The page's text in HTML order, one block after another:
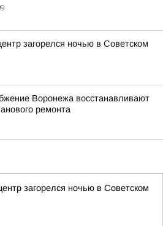
загорелся ночью в Советском
Воронежа восстанавливают
ремонта
загорелся ночью в Советском